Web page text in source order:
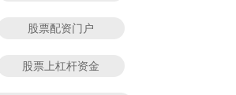
股票配资门户
股票上杠杆资金